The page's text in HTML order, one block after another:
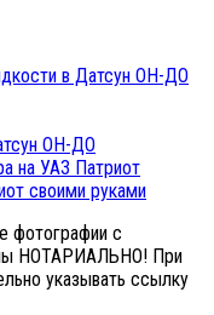
в Датсун ОН-ДО
ОН-ДО
на УАЗ Патриот
своими руками
фотографии с
НОТАРИАЛЬНО! При
указывать ссылку